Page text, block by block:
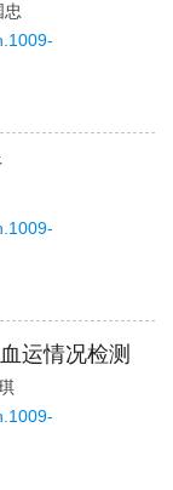
忠
运情况检测